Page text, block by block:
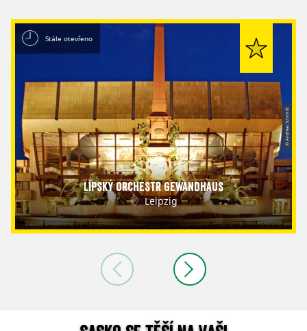
Stále otevřeno
Lipský orchestr Gewandhaus
Leipzig
© Andreas Schmidt